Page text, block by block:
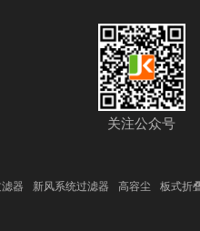
关注公众号
器 新风系统过滤器 高容尘 板式折